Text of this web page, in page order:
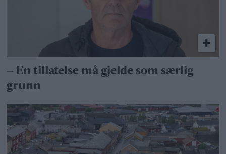
– En tillatelse må gjelde som særlig
grunn